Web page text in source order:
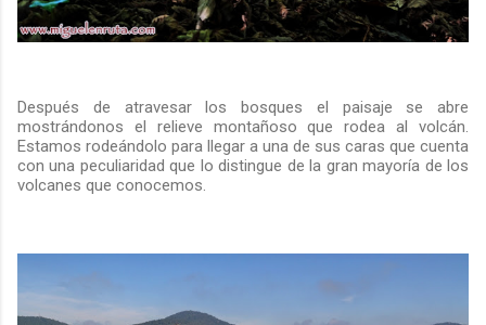
Después de atravesar los bosques el paisaje se abre
mostrándonos el relieve montañoso que rodea al volcán.
Estamos rodeándolo para llegar a una de sus caras que cuenta
con una peculiaridad que lo distingue de la gran mayoría de los
volcanes que conocemos.